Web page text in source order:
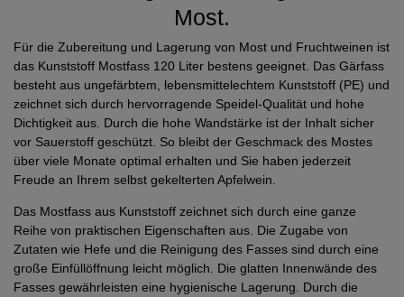
Most.
Für die Zubereitung und Lagerung von Most und Fruchtweinen ist
das Kunststoff Mostfass 120 Liter bestens geeignet. Das Gärfass
besteht aus ungefärbtem, lebensmittelechtem Kunststoff (PE) und
zeichnet sich durch hervorragende Speidel-Qualität und hohe
Dichtigkeit aus. Durch die hohe Wandstärke ist der Inhalt sicher
vor Sauerstoff geschützt. So bleibt der Geschmack des Mostes
über viele Monate optimal erhalten und Sie haben jederzeit
Freude an Ihrem selbst gekelterten Apfelwein.
Das Mostfass aus Kunststoff zeichnet sich durch eine ganze
Reihe von praktischen Eigenschaften aus. Die Zugabe von
Zutaten wie Hefe und die Reinigung des Fasses sind durch eine
große Einfüllöffnung leicht möglich. Die glatten Innenwände des
Fasses gewährleisten eine hygienische Lagerung. Durch die